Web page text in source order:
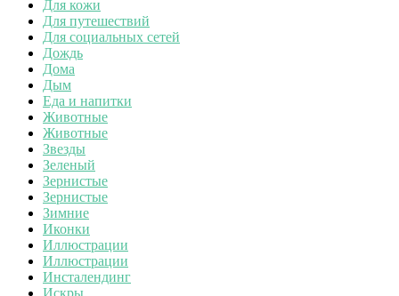
Для кожи
Для путешествий
Для социальных сетей
Дождь
Дома
Дым
Еда и напитки
Животные
Животные
Звезды
Зеленый
Зернистые
Зернистые
Зимние
Иконки
Иллюстрации
Иллюстрации
Инсталендинг
Искры